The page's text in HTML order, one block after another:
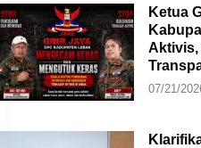
Ketua
Aktivis,
07/21/